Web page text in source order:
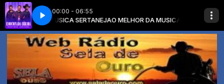
00:00 - 06:55
DA MUSICA SERTANEJAO MELHOR DA MUSICA SERTANEJA com O
ERRADAFERNANDO E SOROCABA - EMOCIONADA ERRADA